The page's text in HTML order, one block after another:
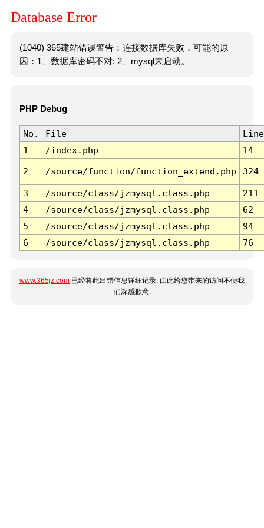
Database Error
(1040) 365建站错误警告：连接数据库失败，可能的原
因：1、数据库密码不对; 2、mysql未启动。
PHP Debug
No. File
Line
1
/index.php 14
2 /source/function/function_extend.php 324
3 /source/class/jzmysql.class.php
211
4
/source/class/jzmysql.class.php
62
5
/source/class/jzmysql.class.php
94
6
/source/class/jzmysql.class.php 76
www.365jz.com 已经将此出错信息详细记录, 由此给您带来的访问不便我
们深感歉意.